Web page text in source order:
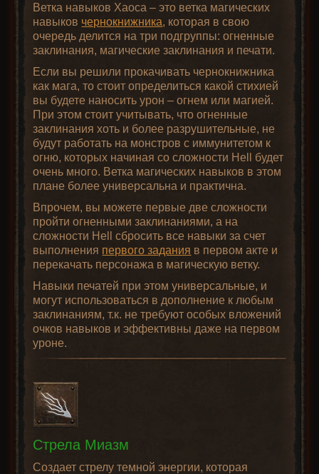
Ветка навыков Хаоса – это ветка магических
навыков чернокнижника, которая в свою
очередь делится на три подгруппы: огненные
заклинания, магические заклинания и печати.
Если вы решили прокачивать чернокнижника
как мага, то стоит определиться какой стихией
вы будете наносить урон – огнем или магией.
При этом стоит учитывать, что огненные
заклинания хоть и более разрушительные, не
будут работать на монстров с иммунитетом к
огню, которых начиная со сложности Hell будет
очень много. Ветка магических навыков в этом
плане более универсальна и практична.
Впрочем, вы можете первые две сложности
пройти огненными заклинаниями, а на
сложности Hell сбросить все навыки за счет
выполнения первого задания в первом акте и
перекачать персонажа в магическую ветку.
Навыки печатей при этом универсальные, и
могут использоваться в дополнение к любым
заклинаниям, т.к. не требуют особых вложений
очков навыков и эффективны даже на первом
уроне.
Стрела Миазм
Создает стрелу темной энергии, которая